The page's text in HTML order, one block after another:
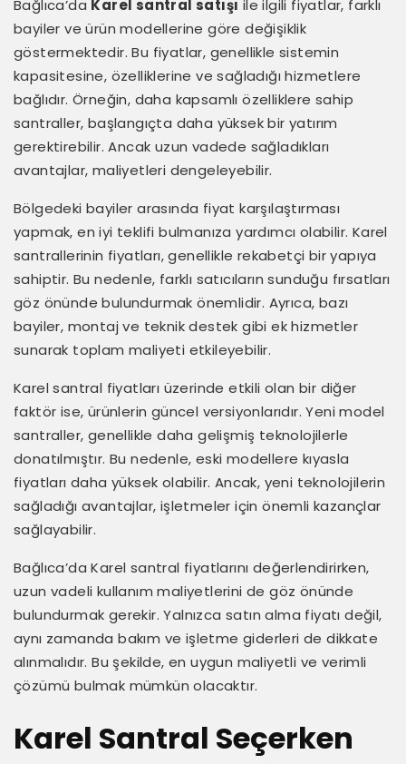
Bağlıca’da Karel santral satışı ile ilgili fiyatlar, farklı
bayiler ve ürün modellerine göre değişiklik
göstermektedir. Bu fiyatlar, genellikle sistemin
kapasitesine, özelliklerine ve sağladığı hizmetlere
bağlıdır. Örneğin, daha kapsamlı özelliklere sahip
santraller, başlangıçta daha yüksek bir yatırım
gerektirebilir. Ancak uzun vadede sağladıkları
avantajlar, maliyetleri dengeleyebilir.
Bölgedeki bayiler arasında fiyat karşılaştırması
yapmak, en iyi teklifi bulmanıza yardımcı olabilir. Karel
santrallerinin fiyatları, genellikle rekabetçi bir yapıya
sahiptir. Bu nedenle, farklı satıcıların sunduğu fırsatları
göz önünde bulundurmak önemlidir. Ayrıca, bazı
bayiler, montaj ve teknik destek gibi ek hizmetler
sunarak toplam maliyeti etkileyebilir.
Karel santral fiyatları üzerinde etkili olan bir diğer
faktör ise, ürünlerin güncel versiyonlarıdır. Yeni model
santraller, genellikle daha gelişmiş teknolojilerle
donatılmıştır. Bu nedenle, eski modellere kıyasla
fiyatları daha yüksek olabilir. Ancak, yeni teknolojilerin
sağladığı avantajlar, işletmeler için önemli kazançlar
sağlayabilir.
Bağlıca’da Karel santral fiyatlarını değerlendirirken,
uzun vadeli kullanım maliyetlerini de göz önünde
bulundurmak gerekir. Yalnızca satın alma fiyatı değil,
aynı zamanda bakım ve işletme giderleri de dikkate
alınmalıdır. Bu şekilde, en uygun maliyetli ve verimli
çözümü bulmak mümkün olacaktır.
Karel Santral Seçerken